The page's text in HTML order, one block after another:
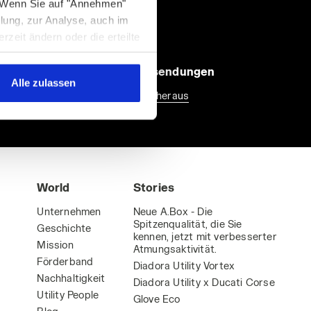
Sie auf "Annehmen"
zur Analyse, auch im
ändern oder die erteilte
der Webseite zu
Art weiter besuchen. Sie
Alle zulassen
30 Tage Rücksendungen
Finde mehr heraus
World
Unternehmen
Geschichte
Mission
Förderband
Nachhaltigkeit
Utility People
Stories
Neue A.Box - Die
Spitzenqualität, die Sie
kennen, jetzt mit verbesserter
Atmungsaktivität.
Diadora Utility Vortex
Diadora Utility x Ducati Corse
Glove Eco